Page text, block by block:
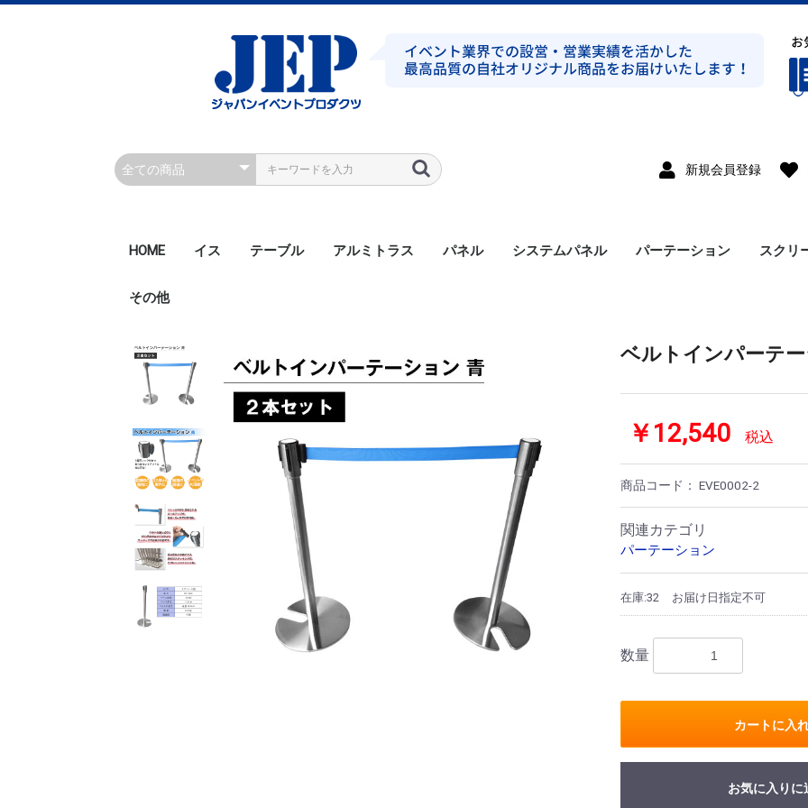
新規会員登録
HOME イス テーブル アルミトラス パネル システムパネル パーテーション スクリ
その他
ベルトインパーテ
￥12,540 税込
商品コード： EVE0002-2
関連カテゴリ
パーテーション
在庫:32 お届け日指定不可
数量
カートに入
お気に入りに